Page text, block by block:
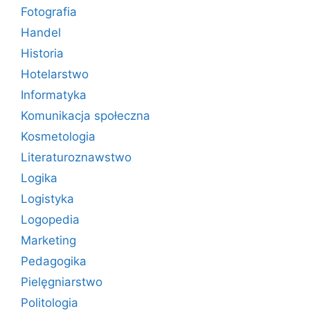
Fotografia
Handel
Historia
Hotelarstwo
Informatyka
Komunikacja społeczna
Kosmetologia
Literaturoznawstwo
Logika
Logistyka
Logopedia
Marketing
Pedagogika
Pielęgniarstwo
Politologia